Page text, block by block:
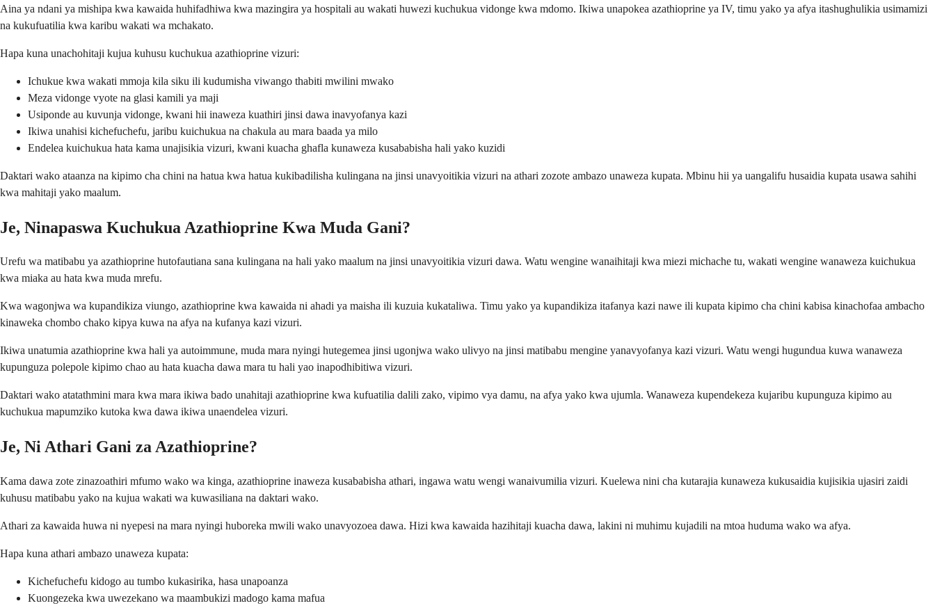
Aina ya ndani ya mishipa kwa kawaida huhifadhiwa kwa mazingira ya hospitali au wakati huwezi kuchukua vidonge kwa mdomo. Ikiwa unapokea azathioprine ya IV, timu yako ya afya itashughulikia usimamizi
na kukufuatilia kwa karibu wakati wa mchakato.
Hapa kuna unachohitaji kujua kuhusu kuchukua azathioprine vizuri:
Ichukue kwa wakati mmoja kila siku ili kudumisha viwango thabiti mwilini mwako
Meza vidonge vyote na glasi kamili ya maji
Usiponde au kuvunja vidonge, kwani hii inaweza kuathiri jinsi dawa inavyofanya kazi
Ikiwa unahisi kichefuchefu, jaribu kuichukua na chakula au mara baada ya milo
Endelea kuichukua hata kama unajisikia vizuri, kwani kuacha ghafla kunaweza kusababisha hali yako kuzidi
Daktari wako ataanza na kipimo cha chini na hatua kwa hatua kukibadilisha kulingana na jinsi unavyoitikia vizuri na athari zozote ambazo unaweza kupata. Mbinu hii ya uangalifu husaidia kupata usawa sahihi
kwa mahitaji yako maalum.
Je, Ninapaswa Kuchukua Azathioprine Kwa Muda Gani?
Urefu wa matibabu ya azathioprine hutofautiana sana kulingana na hali yako maalum na jinsi unavyoitikia vizuri dawa. Watu wengine wanaihitaji kwa miezi michache tu, wakati wengine wanaweza kuichukua
kwa miaka au hata kwa muda mrefu.
Kwa wagonjwa wa kupandikiza viungo, azathioprine kwa kawaida ni ahadi ya maisha ili kuzuia kukataliwa. Timu yako ya kupandikiza itafanya kazi nawe ili kupata kipimo cha chini kabisa kinachofaa ambacho
kinaweka chombo chako kipya kuwa na afya na kufanya kazi vizuri.
Ikiwa unatumia azathioprine kwa hali ya autoimmune, muda mara nyingi hutegemea jinsi ugonjwa wako ulivyo na jinsi matibabu mengine yanavyofanya kazi vizuri. Watu wengi hugundua kuwa wanaweza
kupunguza polepole kipimo chao au hata kuacha dawa mara tu hali yao inapodhibitiwa vizuri.
Daktari wako atatathmini mara kwa mara ikiwa bado unahitaji azathioprine kwa kufuatilia dalili zako, vipimo vya damu, na afya yako kwa ujumla. Wanaweza kupendekeza kujaribu kupunguza kipimo au
kuchukua mapumziko kutoka kwa dawa ikiwa unaendelea vizuri.
Je, Ni Athari Gani za Azathioprine?
Kama dawa zote zinazoathiri mfumo wako wa kinga, azathioprine inaweza kusababisha athari, ingawa watu wengi wanaivumilia vizuri. Kuelewa nini cha kutarajia kunaweza kukusaidia kujisikia ujasiri zaidi
kuhusu matibabu yako na kujua wakati wa kuwasiliana na daktari wako.
Athari za kawaida huwa ni nyepesi na mara nyingi huboreka mwili wako unavyozoea dawa. Hizi kwa kawaida hazihitaji kuacha dawa, lakini ni muhimu kujadili na mtoa huduma wako wa afya.
Hapa kuna athari ambazo unaweza kupata:
Kichefuchefu kidogo au tumbo kukasirika, hasa unapoanza
Kuongezeka kwa uwezekano wa maambukizi madogo kama mafua